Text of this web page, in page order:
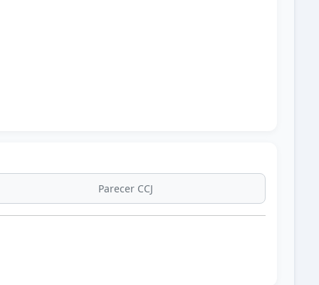
Parecer CCJ